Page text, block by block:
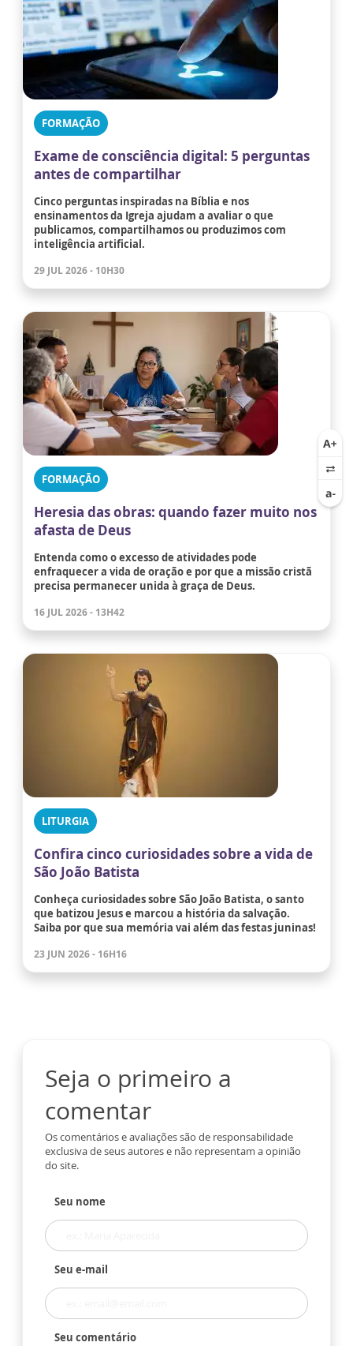
FORMAÇÃO
Exame de consciência digital: 5 perguntas
antes de compartilhar
Cinco perguntas inspiradas na Bíblia e nos
ensinamentos da Igreja ajudam a avaliar o que
publicamos, compartilhamos ou produzimos com
inteligência artificial.
29 JUL 2026 - 10H30
FORMAÇÃO
Heresia das obras: quando fazer muito nos
afasta de Deus
Entenda como o excesso de atividades pode
enfraquecer a vida de oração e por que a missão cristã
precisa permanecer unida à graça de Deus.
16 JUL 2026 - 13H42
LITURGIA
Confira cinco curiosidades sobre a vida de
São João Batista
Conheça curiosidades sobre São João Batista, o santo
que batizou Jesus e marcou a história da salvação.
Saiba por que sua memória vai além das festas juninas!
23 JUN 2026 - 16H16
Seja o primeiro a
comentar
Os comentários e avaliações são de responsabilidade
exclusiva de seus autores e não representam a opinião
do site.
Seu nome
Seu e-mail
Seu comentário